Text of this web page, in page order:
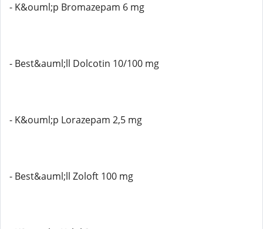
- K&ouml;p Bromazepam 6 mg
- Best&auml;ll Dolcotin 10/100 mg
- K&ouml;p Lorazepam 2,5 mg
- Best&auml;ll Zoloft 100 mg